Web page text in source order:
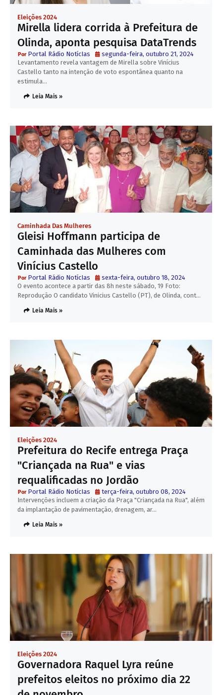
Eleições 2024
Mirella lidera corrida à Prefeitura de
Olinda, aponta pesquisa DataTrends
Portal Rádio NotícIas
segunda-feira, outubro 21, 2024
Levantamento revela vantagem de Mirella sobre Vinícius
Castello tanto na intenção de voto espontânea quanto na
estimula…
Leia Mais »
Caminhada Das Mulheres
Gleisi Hoffmann participa de
Caminhada das Mulheres com
Vinícius Castello
Portal Rádio NotícIas
sexta-feira, outubro 18, 2024
O evento acontece a partir das 8h neste sábado, 19 Foto:
Reprodução O candidato Vinicius Castello (PT), de Olinda, cont…
Leia Mais »
Eleições 2024
Prefeitura do Recife entrega Praça
"Criançada na Rua" e vias
requalificadas no Jordão
Portal Rádio NotícIas
terça-feira, outubro 08, 2024
Intervenções incluem a criação da Praça "Criançada na Rua", além
da implantação de pavimentação, drenagem, ar…
Leia Mais »
Eleições 2024
Governadora Raquel Lyra reúne
prefeitos eleitos no próximo dia 22